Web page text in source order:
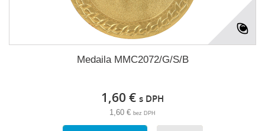
Medaila MMC2072/G/S/B
1,60 € s DPH
1,60 € bez DPH